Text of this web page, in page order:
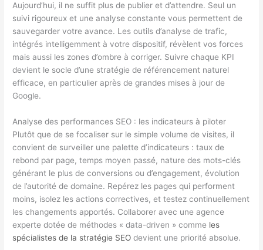
Aujourd’hui, il ne suffit plus de publier et d’attendre. Seul un
suivi rigoureux et une analyse constante vous permettent de
sauvegarder votre avance. Les outils d’analyse de trafic,
intégrés intelligemment à votre dispositif, révèlent vos forces
mais aussi les zones d’ombre à corriger. Suivre chaque KPI
devient le socle d’une stratégie de référencement naturel
efficace, en particulier après de grandes mises à jour de
Google.
Analyse des performances SEO : les indicateurs à piloter
Plutôt que de se focaliser sur le simple volume de visites, il
convient de surveiller une palette d’indicateurs : taux de
rebond par page, temps moyen passé, nature des mots-clés
générant le plus de conversions ou d’engagement, évolution
de l’autorité de domaine. Repérez les pages qui performent
moins, isolez les actions correctives, et testez continuellement
les changements apportés. Collaborer avec une agence
experte dotée de méthodes « data-driven » comme les
spécialistes de la stratégie SEO devient une priorité absolue.